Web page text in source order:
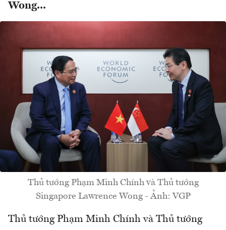
Wong...
Thủ tướng Phạm Minh Chính và Thủ tướng
Singapore Lawrence Wong - Ảnh: VGP
Thủ tướng Phạm Minh Chính và Thủ tướng